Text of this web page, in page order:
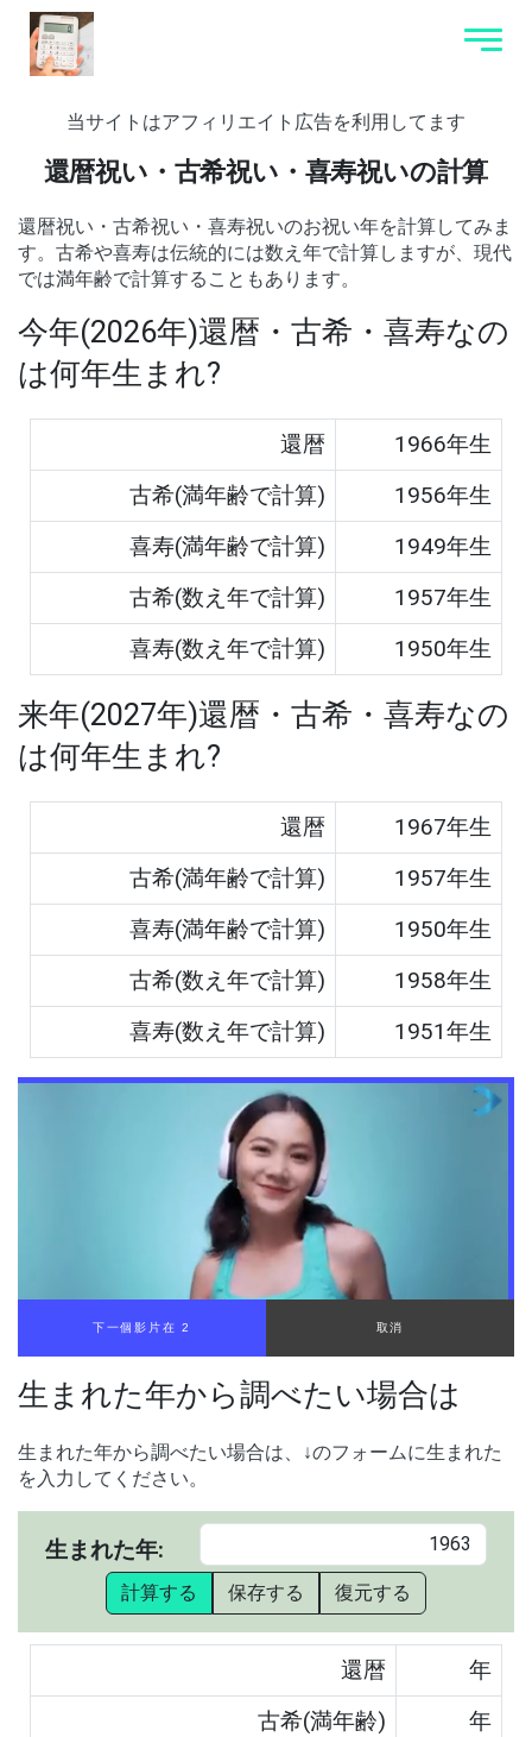
当サイトはアフィリエイト広告を利用してます
還暦祝い・古希祝い・喜寿祝いの計算
還暦祝い・古希祝い・喜寿祝いのお祝い年を計算してみま
す。古希や喜寿は伝統的には数え年で計算しますが、現代
では満年齢で計算することもあります。
今年(2026年)還暦・古希・喜寿なの
は何年生まれ?
還暦 1966年生
古希(満年齢で計算)
1956年生
喜寿(満年齢で計算)
1949年生
古希(数え年で計算)
1957年生
喜寿(数え年で計算)
1950年生
来年(2027年)還暦・古希・喜寿なの
は何年生まれ?
還暦 1967年生
古希(満年齢で計算)
1957年生
喜寿(満年齢で計算)
1950年生
古希(数え年で計算)
1958年生
喜寿(数え年で計算)
1951年生
下一個影片在 1 取消
生まれた年から調べたい場合は
生まれた年から調べたい場合は、↓のフォームに生まれた
を入力してください。
生まれた年:
計算する 保存する 復元する
還暦
年
古希(満年齢)
年